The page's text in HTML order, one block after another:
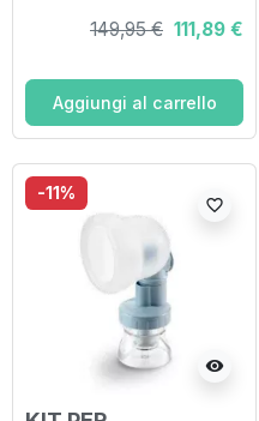
CON AMPOLLA
M2000+MASCHER
NASALE RINOWASH
PER TERAPIE
149,95 € 111,89 €
Aggiungi al carrello
-11%
visibility
favorite_border